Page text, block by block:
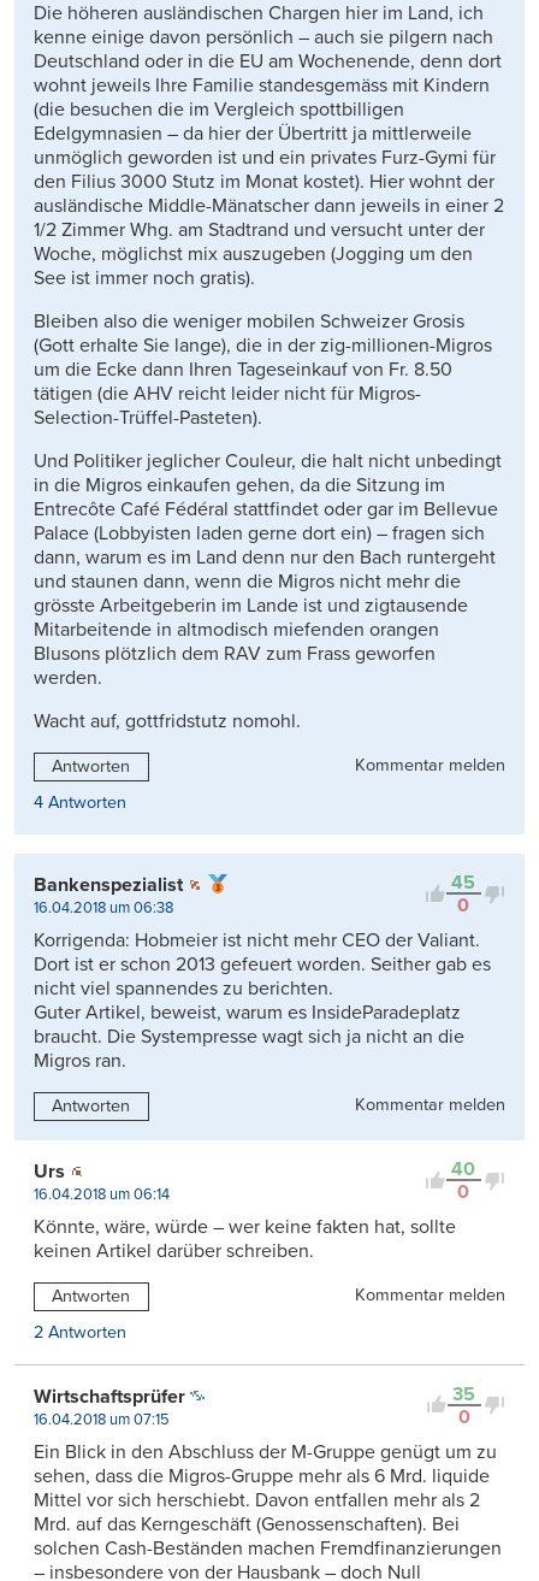
Die höheren ausländischen Chargen hier im Land, ich
kenne einige davon persönlich – auch sie pilgern nach
Deutschland oder in die EU am Wochenende, denn dort
wohnt jeweils Ihre Familie standesgemäss mit Kindern
(die besuchen die im Vergleich spottbilligen
Edelgymnasien – da hier der Übertritt ja mittlerweile
unmöglich geworden ist und ein privates Furz-Gymi für
den Filius 3000 Stutz im Monat kostet). Hier wohnt der
ausländische Middle-Mänatscher dann jeweils in einer 2
1/2 Zimmer Whg. am Stadtrand und versucht unter der
Woche, möglichst mix auszugeben (Jogging um den
See ist immer noch gratis).
Bleiben also die weniger mobilen Schweizer Grosis
(Gott erhalte Sie lange), die in der zig-millionen-Migros
um die Ecke dann Ihren Tageseinkauf von Fr. 8.50
tätigen (die AHV reicht leider nicht für Migros-
Selection-Trüffel-Pasteten).
Und Politiker jeglicher Couleur, die halt nicht unbedingt
in die Migros einkaufen gehen, da die Sitzung im
Entrecôte Café Fédéral stattfindet oder gar im Bellevue
Palace (Lobbyisten laden gerne dort ein) – fragen sich
dann, warum es im Land denn nur den Bach runtergeht
und staunen dann, wenn die Migros nicht mehr die
grösste Arbeitgeberin im Lande ist und zigtausende
Mitarbeitende in altmodisch miefenden orangen
Blusons plötzlich dem RAV zum Frass geworfen
werden.
Wacht auf, gottfridstutz nomohl.
Antworten
Kommentar melden
4 Antworten
45
0
Bankenspezialist
16.04.2018 um 06:38
Korrigenda: Hobmeier ist nicht mehr CEO der Valiant.
Dort ist er schon 2013 gefeuert worden. Seither gab es
nicht viel spannendes zu berichten.
Guter Artikel, beweist, warum es InsideParadeplatz
braucht. Die Systempresse wagt sich ja nicht an die
Migros ran.
Antworten Kommentar melden
40
0
Urs
16.04.2018 um 06:14
Könnte, wäre, würde – wer keine fakten hat, sollte
keinen Artikel darüber schreiben.
Antworten
Kommentar melden
2 Antworten
35
0
Wirtschaftsprüfer
16.04.2018 um 07:15
Ein Blick in den Abschluss der M-Gruppe genügt um zu
sehen, dass die Migros-Gruppe mehr als 6 Mrd. liquide
Mittel vor sich herschiebt. Davon entfallen mehr als 2
Mrd. auf das Kerngeschäft (Genossenschaften). Bei
solchen Cash-Beständen machen Fremdfinanzierungen
– insbesondere von der Hausbank – doch Null